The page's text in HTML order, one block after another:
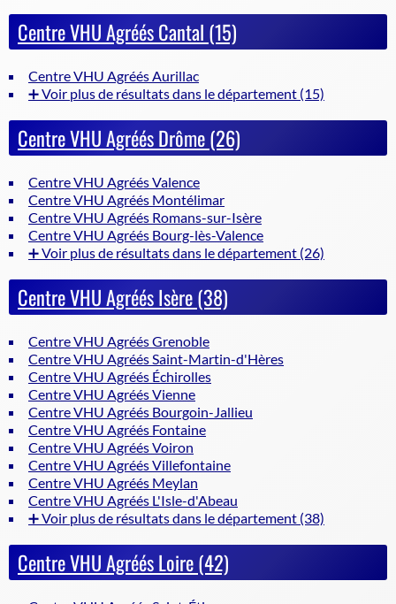
Centre VHU Agréés Cantal (15)
Centre VHU Agréés Aurillac
➕ Voir plus de résultats dans le département (15)
Centre VHU Agréés Drôme (26)
Centre VHU Agréés Valence
Centre VHU Agréés Montélimar
Centre VHU Agréés Romans-sur-Isère
Centre VHU Agréés Bourg-lès-Valence
➕ Voir plus de résultats dans le département (26)
Centre VHU Agréés Isère (38)
Centre VHU Agréés Grenoble
Centre VHU Agréés Saint-Martin-d'Hères
Centre VHU Agréés Échirolles
Centre VHU Agréés Vienne
Centre VHU Agréés Bourgoin-Jallieu
Centre VHU Agréés Fontaine
Centre VHU Agréés Voiron
Centre VHU Agréés Villefontaine
Centre VHU Agréés Meylan
Centre VHU Agréés L'Isle-d'Abeau
➕ Voir plus de résultats dans le département (38)
Centre VHU Agréés Loire (42)